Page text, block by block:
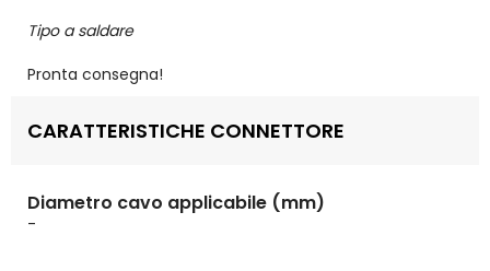
Tipo a saldare
Pronta consegna!
CARATTERISTICHE CONNETTORE
Diametro cavo applicabile (mm)
-